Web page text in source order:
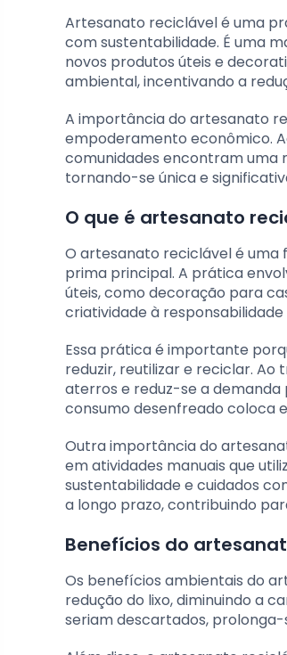
Artesanato reciclável é uma
com sustentabilidade. É uma
novos produtos úteis e
ambiental, incentivando a
A importância do artesanato
empoderamento econômico.
comunidades encontram uma
tornando-se única e
O que é artesanato
O artesanato reciclável é
prima principal. A prática
úteis, como decoração para
criatividade à
Essa prática é importante
reduzir, reutilizar e reciclar.
aterros e reduz-se a demanda
consumo desenfreado coloca
Outra importância do
em atividades manuais que
sustentabilidade e cuidados
a longo prazo, contribuindo
Benefícios do
Os benefícios ambientais do
redução do lixo, diminuindo a
seriam descartados, prolonga-